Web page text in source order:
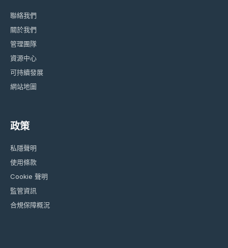
聯絡我們
關於我們
管理團隊
資源中心
可持續發展
網站地圖
政策
私隱聲明
使用條款
Cookie 聲明
監管資訊
合規保障概況